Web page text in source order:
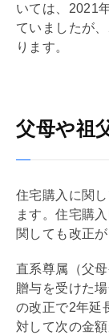
いては、2021
ていましたが
ります。
父母や祖
住宅購入に関
ます。住宅購
関しても改正が
直系尊属（父
贈与を受けた
の改正で2年延
対して次の金